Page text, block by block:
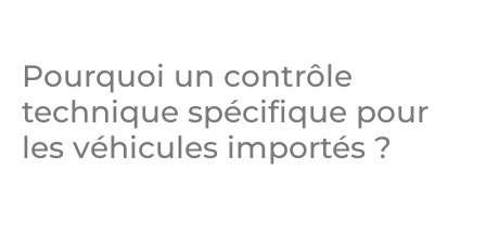
Pourquoi un contrôle
technique spécifique pour
les véhicules importés ?